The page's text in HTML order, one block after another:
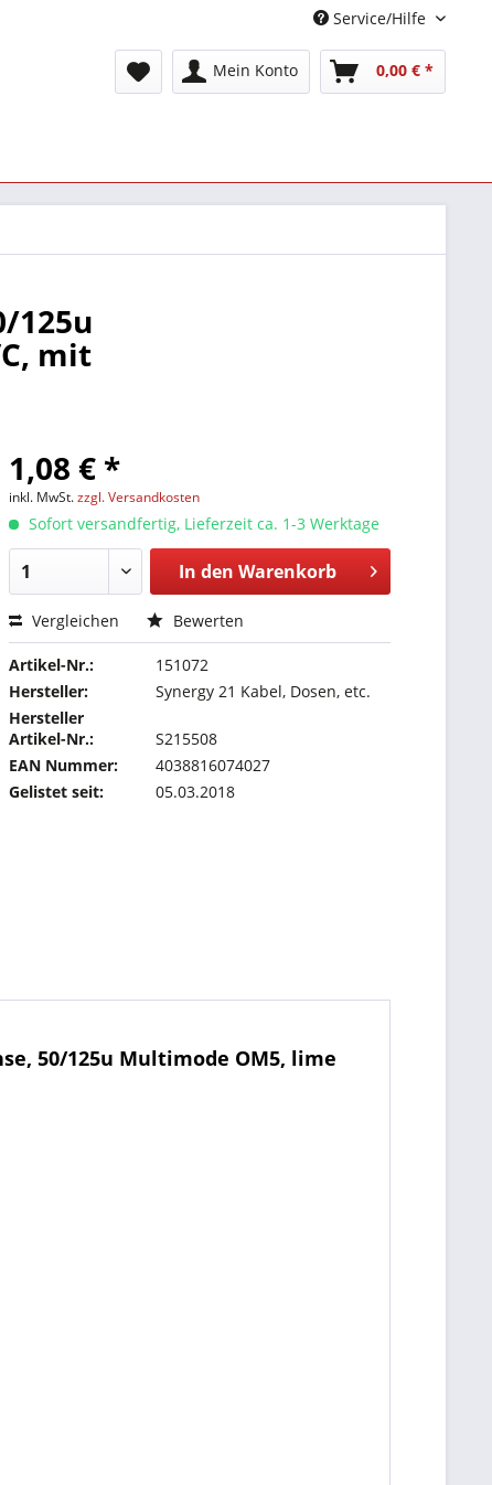
Service/Hilfe
Mein Konto 0,00 € *
125u
mit
1,08 € *
inkl. MwSt.zzgl. Versandkosten
Sofort versandfertig, Lieferzeit ca. 1-3 Werktage
In den Warenkorb
Vergleichen Bewerten
Artikel-Nr.:
151072
Hersteller:
Synergy 21 Kabel, Dosen, etc.
Hersteller
Artikel-Nr.:
S215508
EAN Nummer:
4038816074027
Gelistet seit:
05.03.2018
50/125u Multimode OM5, lime